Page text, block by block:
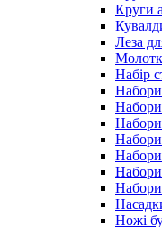
Круги
Леза
Набір
Набори
Набори
Набори
Ножі